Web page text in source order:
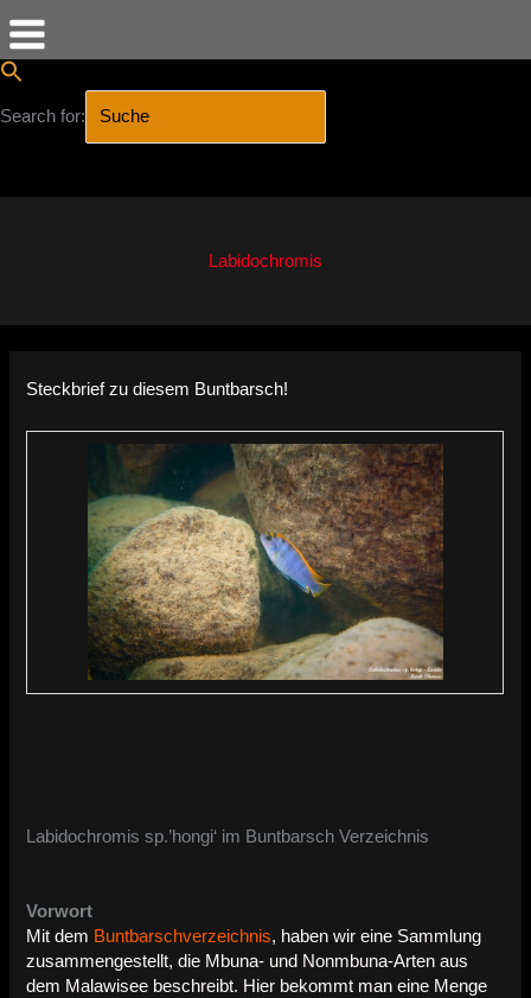
Search for:
Labidochromis
Steckbrief zu diesem Buntbarsch!
Labidochromis sp.’hongi‘ im Buntbarsch Verzeichnis
Vorwort
Mit dem Buntbarschverzeichnis, haben wir eine Sammlung
zusammengestellt, die Mbuna- und Nonmbuna-Arten aus
dem Malawisee beschreibt. Hier bekommt man eine Menge